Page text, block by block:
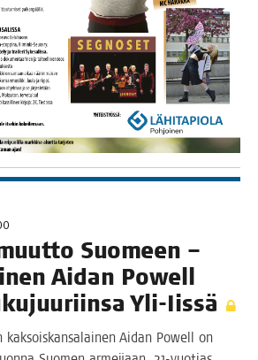
Suo­meen –
Aidan Powell
Yli-Iissä
kak­sois­kan­sa­lai­nen Aidan Powell on